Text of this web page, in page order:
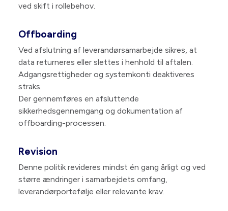
ved skift i rollebehov.
Offboarding
Ved afslutning af leverandørsamarbejde sikres, at
data returneres eller slettes i henhold til aftalen.
Adgangsrettigheder og systemkonti deaktiveres
straks.
Der gennemføres en afsluttende
sikkerhedsgennemgang og dokumentation af
offboarding-processen.
Revision
Denne politik revideres mindst én gang årligt og ved
større ændringer i samarbejdets omfang,
leverandørportefølje eller relevante krav.